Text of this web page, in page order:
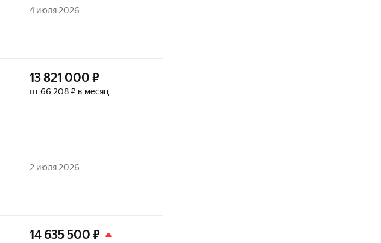
4 июля 2026
13 821 000 ₽
от 66 208 ₽ в месяц
2 июля 2026
14 635 500 ₽